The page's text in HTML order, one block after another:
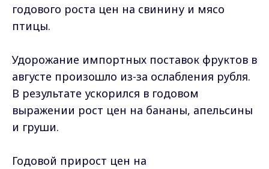
годового роста цен на свинину и мясо
птицы.
Удорожание импортных поставок фруктов в
августе произошло из-за ослабления рубля.
В результате ускорился в годовом
выражении рост цен на бананы, апельсины
и груши.
Годовой прирост цен на